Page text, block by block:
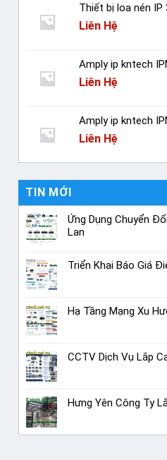
Thiết bị loa nén IP
Liên Hệ
Amply ip kntech
Liên Hệ
Amply ip kntech
Liên Hệ
TIN MỚI
Ứng Dụng Chuyển
Lan
Triển Khai Báo Giá
Hạ Tầng Mạng Xu
CCTV Dịch Vụ Lắp
Hưng Yên Công Ty